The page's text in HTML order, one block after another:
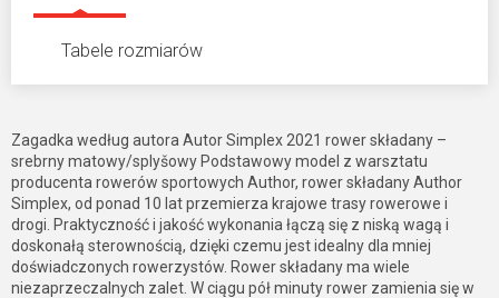
Tabele rozmiarów
Zagadka według autora Autor Simplex 2021 rower składany –
srebrny matowy/splyšowy Podstawowy model z warsztatu
producenta rowerów sportowych Author, rower składany Author
Simplex, od ponad 10 lat przemierza krajowe trasy rowerowe i
drogi. Praktyczność i jakość wykonania łączą się z niską wagą i
doskonałą sterownością, dzięki czemu jest idealny dla mniej
doświadczonych rowerzystów. Rower składany ma wiele
niezaprzeczalnych zalet. W ciągu pół minuty rower zamienia się w